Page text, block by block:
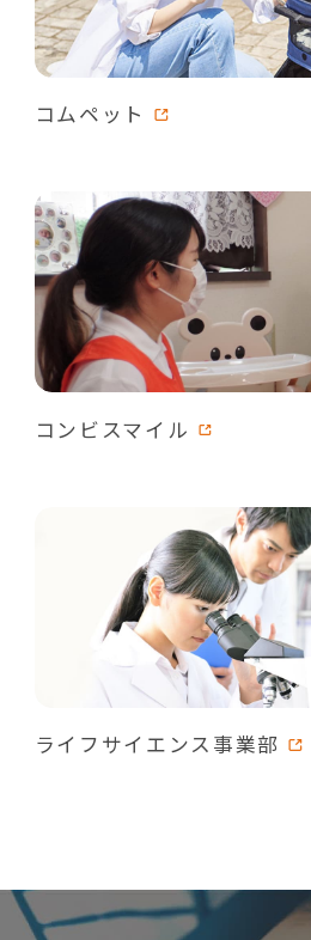
コムペット
コンビスマイル
ライフサイエンス事業部